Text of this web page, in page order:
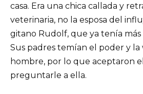
casa. Era una chica callada y
veterinaria, no la esposa del
gitano Rudolf, que ya tenía más
Sus padres temían el poder y la
hombre, por lo que aceptaron
preguntarle a ella.